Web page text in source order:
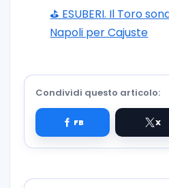
⛳ ESUBERI. Il Toro
Napoli per Cajuste
Condividi questo articolo: